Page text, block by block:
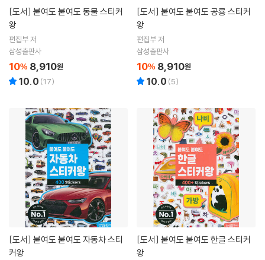
[도서]
왕
편집부 저
삼성출판사
10% 8,910원
10.0 (17)
[도서]
왕
편집부 저
삼성출판사
10% 8,910원
10.0 (5)
[도서]
커왕
[도서]
왕